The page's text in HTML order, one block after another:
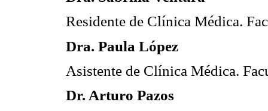
Residente de Clínica Médica.
Dra. Paula López
Asistente de Clínica Médica.
Dr. Arturo Pazos